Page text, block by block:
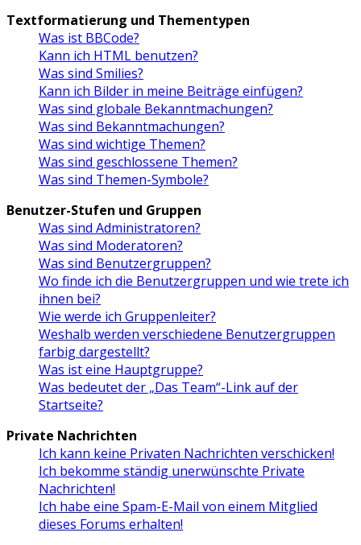
Textformatierung und Thementypen
Was ist BBCode?
Kann ich HTML benutzen?
Was sind Smilies?
Kann ich Bilder in meine Beiträge einfügen?
Was sind globale Bekanntmachungen?
Was sind Bekanntmachungen?
Was sind wichtige Themen?
Was sind geschlossene Themen?
Was sind Themen-Symbole?
Benutzer-Stufen und Gruppen
Was sind Administratoren?
Was sind Moderatoren?
Was sind Benutzergruppen?
Wo finde ich die Benutzergruppen und wie trete ich
ihnen bei?
Wie werde ich Gruppenleiter?
Weshalb werden verschiedene Benutzergruppen
farbig dargestellt?
Was ist eine Hauptgruppe?
Was bedeutet der „Das Team“-Link auf der
Startseite?
Private Nachrichten
Ich kann keine Privaten Nachrichten verschicken!
Ich bekomme ständig unerwünschte Private
Nachrichten!
Ich habe eine Spam-E-Mail von einem Mitglied
dieses Forums erhalten!